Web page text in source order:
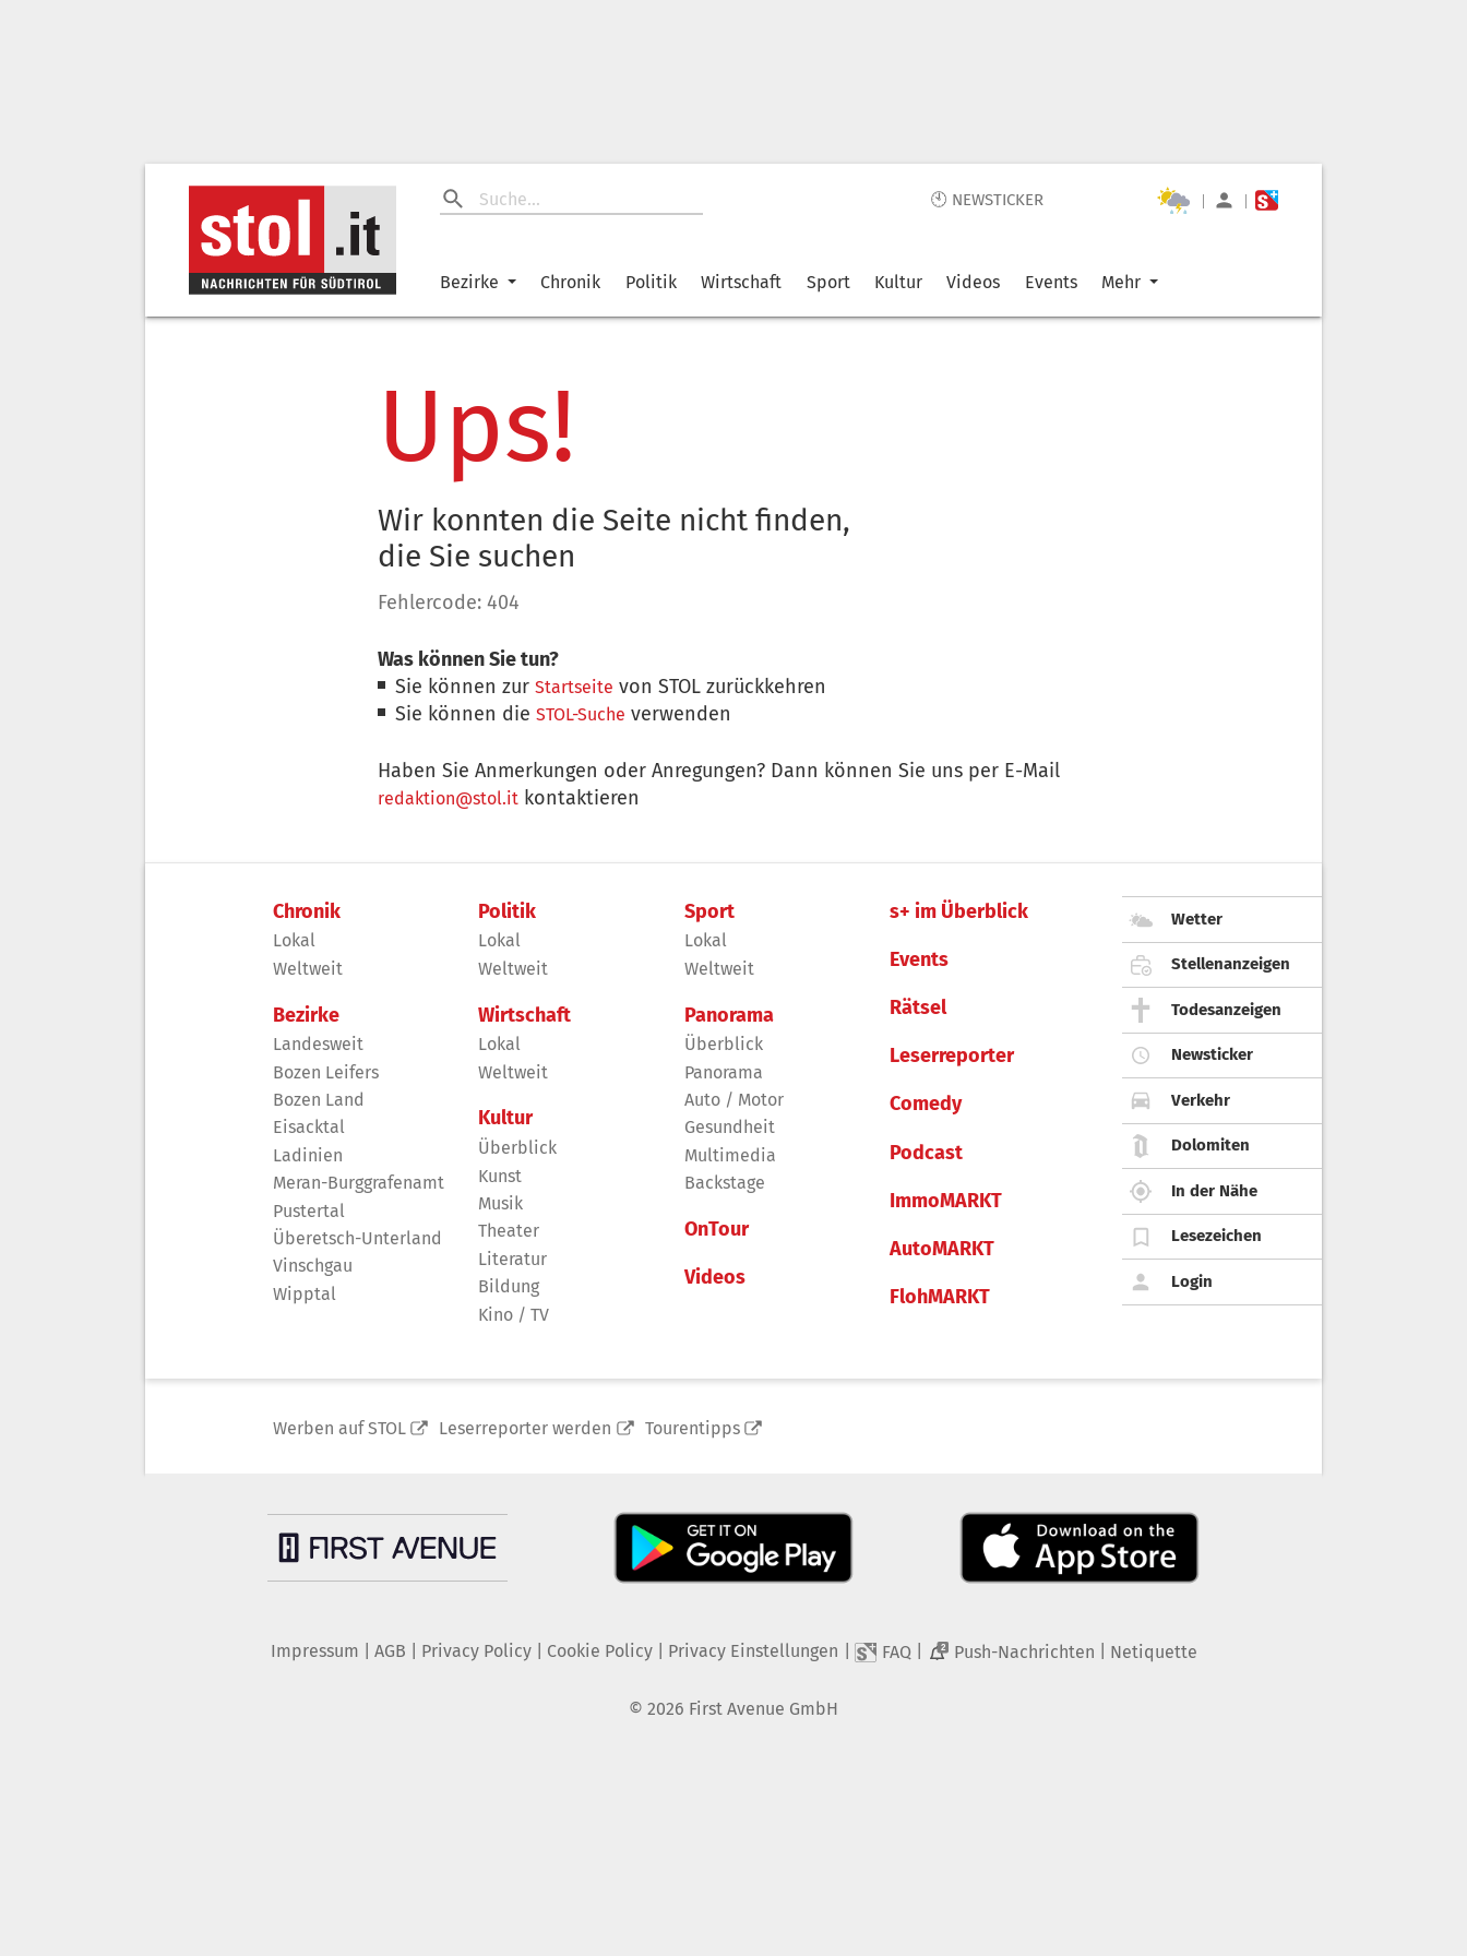
🕙 NEWSTICKER | |
Bezirke Chronik Politik Wirtschaft Sport Kultur Videos Events Mehr
Ups!
Wir konnten die Seite nicht finden,
die Sie suchen
Fehlercode: 404
Was können Sie tun?
Sie können zurStartseite von STOL zurückkehren
Sie können dieSTOL-Suche verwenden
Haben Sie Anmerkungen oder Anregungen? Dann können Sie uns per E-Mail
redaktion@stol.it kontaktieren
Chronik
Lokal
Weltweit
Bezirke
Landesweit
Bozen Leifers
Bozen Land
Eisacktal
Ladinien
Meran-Burggrafenamt
Pustertal
Überetsch-Unterland
Vinschgau
Wipptal
Politik
Lokal
Weltweit
Wirtschaft
Lokal
Weltweit
Kultur
Überblick
Kunst
Musik
Theater
Literatur
Bildung
Kino / TV
Sport
Lokal
Weltweit
Panorama
Überblick
Panorama
Auto / Motor
Gesundheit
Multimedia
Backstage
OnTour
Videos
s+ im Überblick
Events
Rätsel
Leserreporter
Comedy
Podcast
ImmoMARKT
AutoMARKT
FlohMARKT
Wetter
Stellenanzeigen
Todesanzeigen
Newsticker
Verkehr
Dolomiten
In der Nähe
Lesezeichen
Login
Werben auf STOL Leserreporter werden Tourentipps
Impressum AGB Privacy Policy| Cookie Policy| Privacy Einstellungen FAQ 2 Push-Nachrichten Netiquette
© 2026 First Avenue GmbH